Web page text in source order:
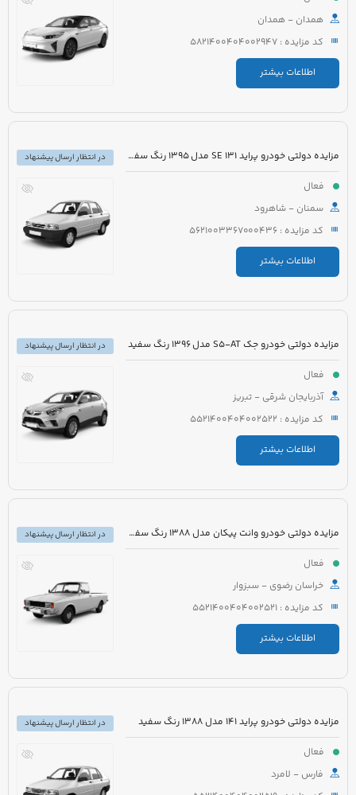
همدان - همدان
کد مزایده : 5821400404002947
اطلاعات بیشتر
مزایده دولتی خودرو پراید 131 SE مدل 1395 رنگ سفید روغنی
فعال
سمنان - شاهرود
کد مزایده : 5621003367000436
اطلاعات بیشتر
در انتظار ارسال پیشنهاد
مزایده دولتی خودرو جک S5-AT مدل 1396 رنگ سفید
فعال
آذربایجان شرقی - تبریز
کد مزایده : 5521400404002522
اطلاعات بیشتر
در انتظار ارسال پیشنهاد
مزایده دولتی خودرو وانت پیکان مدل 1388 رنگ سفید شیری
فعال
خراسان رضوی - سبزوار
کد مزایده : 5521400404002521
اطلاعات بیشتر
در انتظار ارسال پیشنهاد
مزایده دولتی خودرو پراید 141 مدل 1388 رنگ سفید
فعال
فارس - لامرد
در انتظار ارسال پیشنهاد